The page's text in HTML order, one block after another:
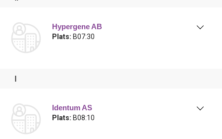
Hypergene AB
Plats: B07:30
Identum AS
Plats: B08:10